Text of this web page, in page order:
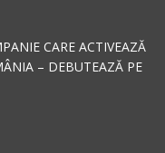
CARE ACTIVEAZĂ
– DEBUTEAZĂ PE